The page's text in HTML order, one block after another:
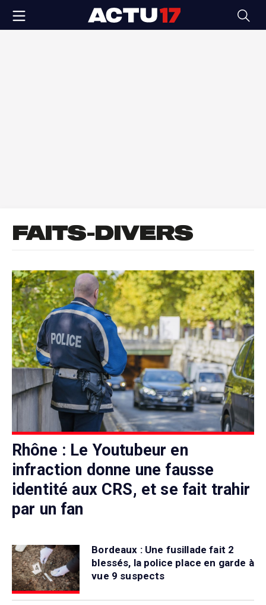
FAITS-DIVERS
Rhône : Le Youtubeur en
infraction donne une fausse
identité aux CRS, et se fait trahir
par un fan
Bordeaux : Une fusillade fait 2
blessés, la police place en garde à
vue 9 suspects